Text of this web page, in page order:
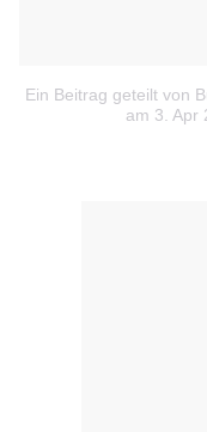
Ein Beitrag geteilt von
am 3. Apr